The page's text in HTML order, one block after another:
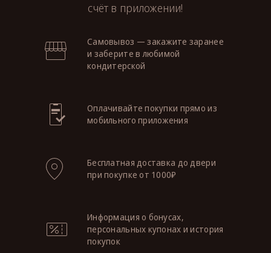
счёт в приложении!
Самовывоз — закажите заранее
и заберите в любимой
кондитерской
Оплачивайте покупки прямо из
мобильного приложения
Бесплатная доставка до двери
при покупке от 1000₽
Информация о бонусах,
персональных купонах и история
покупок